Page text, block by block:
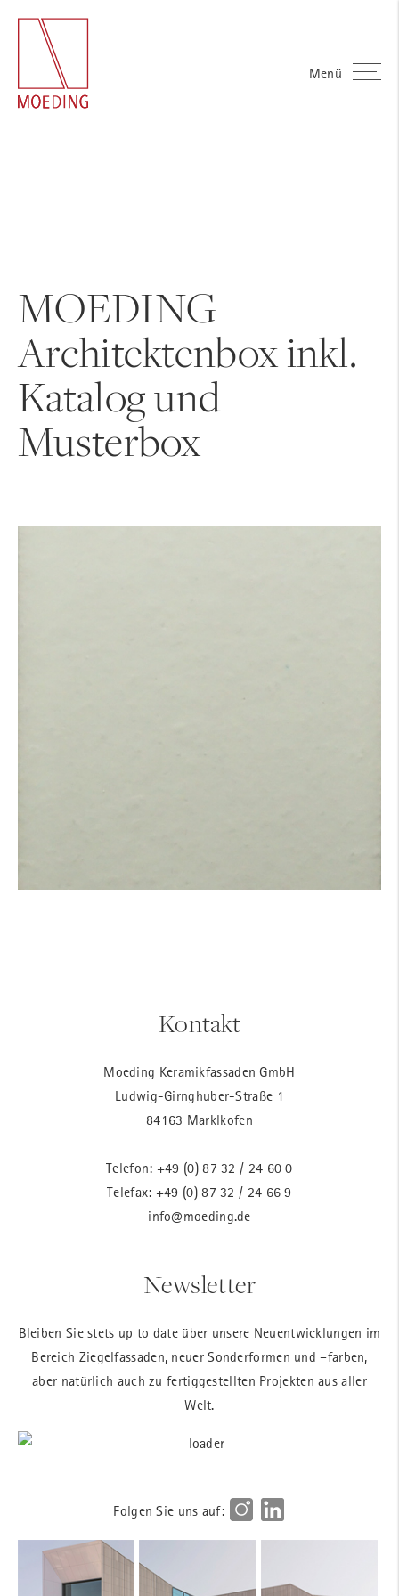
Menü
MOEDING
Architektenbox inkl.
Katalog und
Musterbox
Kontakt
Moeding Keramikfassaden GmbH
Ludwig-Girnghuber-Straße 1
84163 Marklkofen
Telefon: +49 (0) 87 32 / 24 60 0
Telefax: +49 (0) 87 32 / 24 66 9
info@moeding.de
Newsletter
Bleiben Sie stets up to date über unsere Neuentwicklungen im
Bereich Ziegelfassaden, neuer Sonderformen und –farben,
aber natürlich auch zu fertiggestellten Projekten aus aller
Welt.
Folgen Sie uns auf: